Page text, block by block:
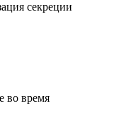
секреции
во время